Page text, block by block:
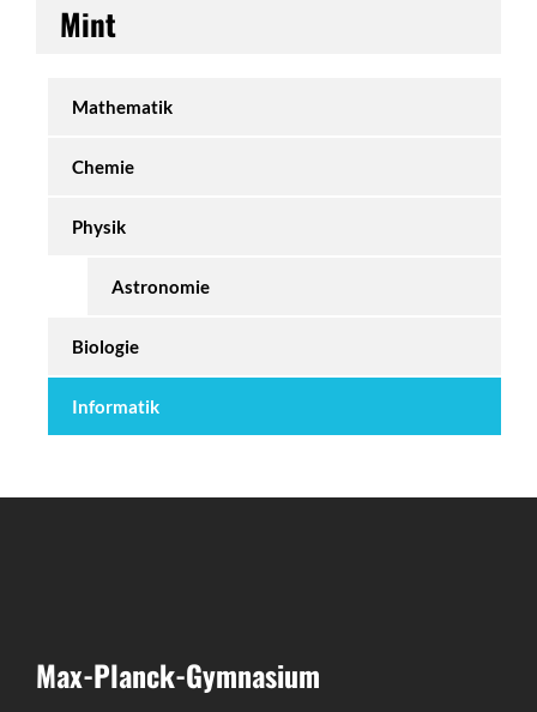
Mint
Mathematik
Chemie
Physik
Astronomie
Biologie
Informatik
Max-Planck-Gymnasium